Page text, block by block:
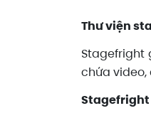
Thư viện
Stagefright
chứa video,
Stagefright